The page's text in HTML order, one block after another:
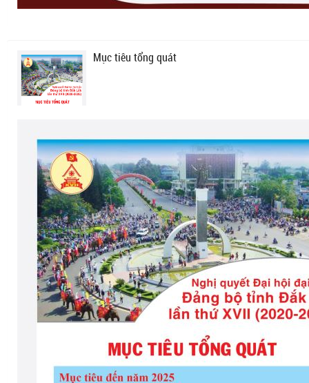
Mục tiêu tổng quát